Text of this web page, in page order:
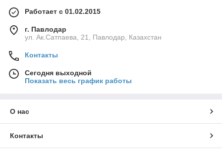
Работает с 01.02.2015
г. Павлодар
ул. Ак.Сатпаева, 21, Павлодар, Казахстан
Контакты
Сегодня выходной
Показать весь график работы
О нас
Контакты